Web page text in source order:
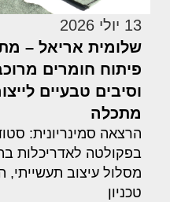
13 יולי 2026
שלומית אריאל –
פיתוח חומרים
וסיבים טבעיים
מתכלה
הרצאה סמינריונית:
בפקולטה לאדריכלות
מסלול עיצוב תעשייתי,
טכניון